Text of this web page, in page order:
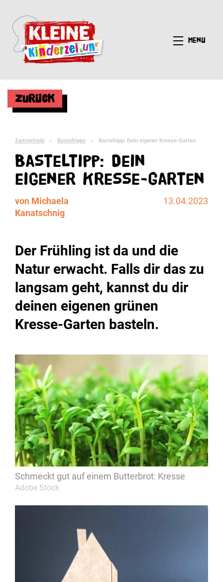
Menü
Zurück
Zeitvertreib ► Basteltipps ► Basteltipp: Dein eigener Kresse-Garten
Basteltipp: Dein
eigener Kresse-Garten
von Michaela
Kanatschnig
13.04.2023
Der Frühling ist da und die
Natur erwacht. Falls dir das zu
langsam geht, kannst du dir
deinen eigenen grünen
Kresse-Garten basteln.
Schmeckt gut auf einem Butterbrot: Kresse
Adobe Stock